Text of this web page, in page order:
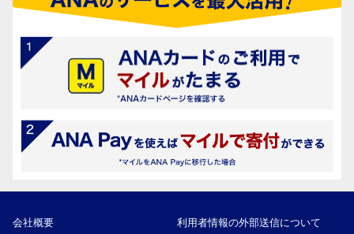
会社概要 利用者情報の外部送信について